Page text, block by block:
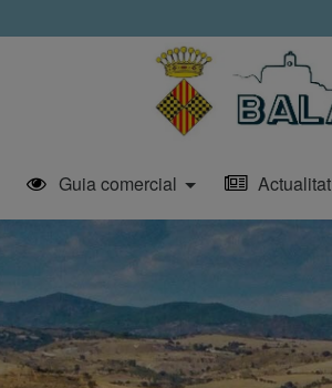
Guia comercial Actualitat